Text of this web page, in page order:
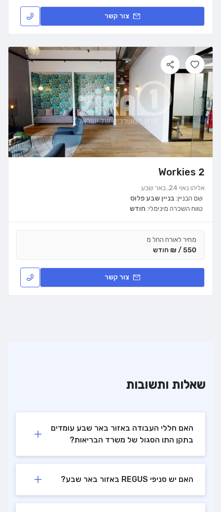
צור קשר
Workies 2
אליהו נאוי 24, באר שבע
שם הבניין: בניין שבע פלוס
טווח השכרה מינימלי: חודש
מחיר לאורח החל מ
550 / ₪ חודש
צור קשר
שאלות ותשובות
האם חללי העבודה באזור באר שבע עומדים
בתקן התו הסגול של משרד הבריאות?
האם יש סניפי REGUS באזור באר שבע?